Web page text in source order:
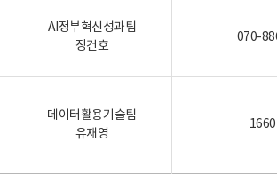
AI정부혁신성과팀
정건호
070-
데이터활용기술팀
유재영